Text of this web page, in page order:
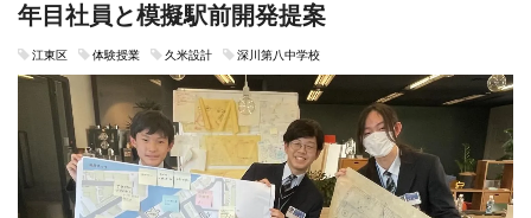
年目社員と模擬駅前開発提案
江東区 体験授業 久米設計 深川第八中学校